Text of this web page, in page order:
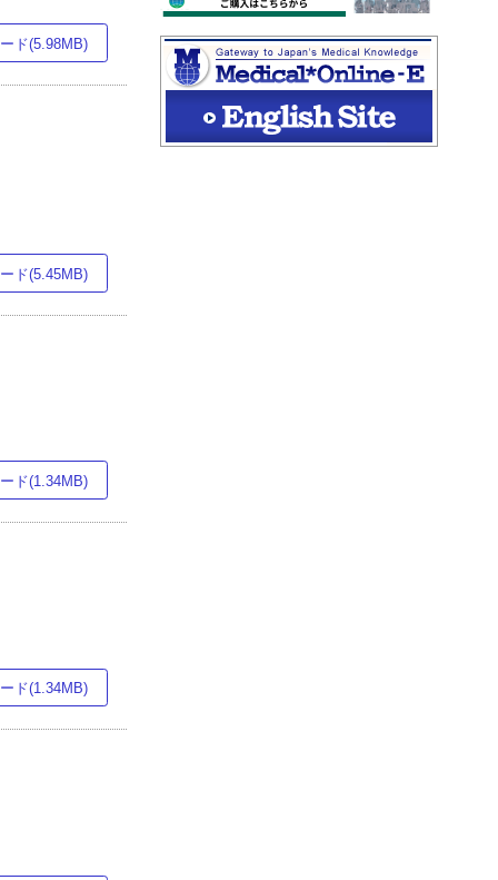
ド(5.98MB)
ド(5.45MB)
ド(1.34MB)
ド(1.34MB)